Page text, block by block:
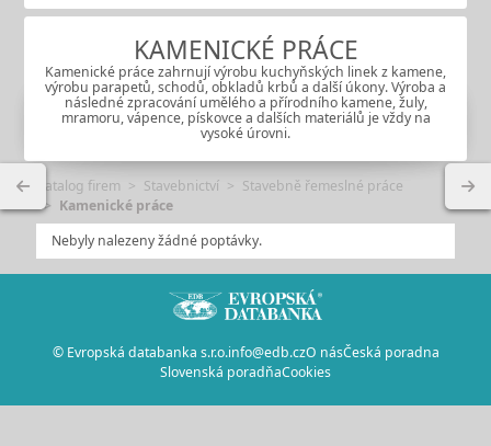
KAMENICKÉ PRÁCE
Kamenické práce zahrnují výrobu kuchyňských linek z kamene,
výrobu parapetů, schodů, obkladů krbů a další úkony. Výroba a
následné zpracování umělého a přírodního kamene, žuly,
mramoru, vápence, pískovce a dalších materiálů je vždy na
vysoké úrovni.
Katalog firem Stavebnictví
Stavebně řemeslné práce
Kamenické práce
Nebyly nalezeny žádné poptávky.
© Evropská databanka s.r.o.info@edb.czO násČeská poradna
Slovenská poradňaCookies